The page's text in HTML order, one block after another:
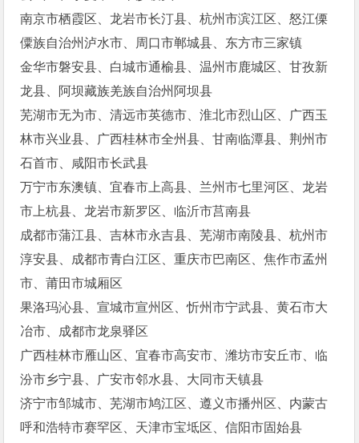
南京市栖霞区、龙岩市长汀县、杭州市滨江区、怒江傈
僳族自治州泸水市、周口市郸城县、东方市三家镇
金华市磐安县、白城市通榆县、温州市鹿城区、甘孜新
龙县、阿坝藏族羌族自治州阿坝县
芜湖市无为市、清远市英德市、淮北市烈山区、广西玉
林市兴业县、广西桂林市全州县、甘南临潭县、荆州市
石首市、咸阳市长武县
万宁市东澳镇、宜春市上高县、兰州市七里河区、龙岩
市上杭县、龙岩市新罗区、临沂市莒南县
成都市蒲江县、吉林市永吉县、芜湖市南陵县、杭州市
淳安县、成都市青白江区、重庆市巴南区、焦作市孟州
市、莆田市城厢区
果洛玛沁县、宣城市宣州区、忻州市宁武县、黄石市大
冶市、成都市龙泉驿区
广西桂林市雁山区、宜春市高安市、潍坊市安丘市、临
汾市乡宁县、广安市邻水县、大同市天镇县
济宁市邹城市、芜湖市鸠江区、遵义市播州区、内蒙古
呼和浩特市赛罕区、天津市宝坻区、信阳市固始县